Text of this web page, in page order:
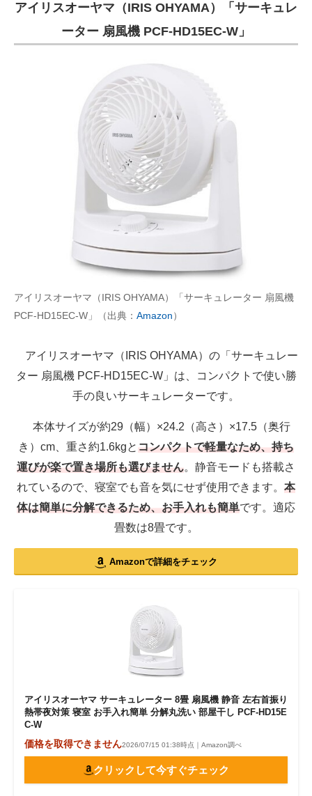
アイリスオーヤマ（IRIS OHYAMA）「サーキュレ
ーター 扇風機 PCF-HD15EC-W」
アイリスオーヤマ（IRIS OHYAMA）「サーキュレーター 扇風機
PCF-HD15EC-W」（出典： Amazon）
アイリスオーヤマ（IRIS OHYAMA）の「サーキュレー
ター 扇風機 PCF-HD15EC-W」は、コンパクトで使い勝
手の良いサーキュレーターです。
本体サイズが約29（幅）×24.2（高さ）×17.5（奥行
き）cm、重さ約1.6kgとコンパクトで軽量なため、持ち
運びが楽で置き場所も選びません。静音モードも搭載さ
れているので、寝室でも音を気にせず使用できます。 本
体は簡単に分解できるため、お手入れも簡単です。適応
畳数は8畳です。
Amazonで詳細をチェック
アイリスオーヤマ サーキュレーター 8畳 扇風機 静音 左右首振り
熱帯夜対策 寝室 お手入れ簡単 分解丸洗い 部屋干し PCF-HD15E
C-W
価格を取得できません2026/07/15 01:38時点｜Amazon調べ
クリックして今すぐチェック